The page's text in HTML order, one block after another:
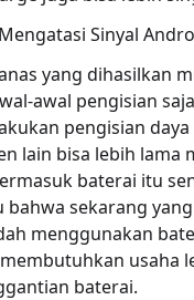
Sinyal
yang dihasilkan
awal pengisian
pengisian
lain bisa lebih lama
baterai itu
sekarang
menggunakan
usaha
baterai.